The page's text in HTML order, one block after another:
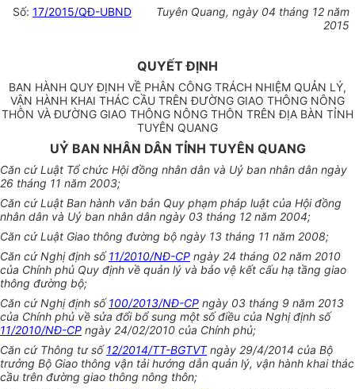
Số: 17/2015/QĐ-UBND
Tuyên Quang, ngày 04 tháng 12 năm
2015
QUYẾT ĐỊNH
BAN HÀNH QUY ĐỊNH VỀ PHÂN CÔNG TRÁCH NHIỆM QUẢN LÝ,
VẬN HÀNH KHAI THÁC CẦU TRÊN ĐƯỜNG GIAO THÔNG NÔNG
THÔN VÀ ĐƯỜNG GIAO THÔNG NÔNG THÔN TRÊN ĐỊA BÀN TỈNH
TUYÊN QUANG
UỶ BAN NHÂN DÂN TỈNH TUYÊN QUANG
Căn cứ Luật Tổ chức Hội đồng nhân dân và Uỷ ban nhân dân ngày
26 tháng 11 năm 2003;
Căn cứ Luật Ban hành văn bản Quy phạm pháp luật của Hội đồng
nhân dân và Uỷ ban nhân dân ngày 03 tháng 12 năm 2004;
Căn cứ Luật Giao thông đường bộ ngày 13 tháng 11 năm 2008;
Căn cứ Nghị định số11/2010/NĐ-CP ngày 24 tháng 02 năm 2010
của Chính phủ Quy định về quản lý và bảo vệ kết cấu hạ tầng giao
thông đường bộ;
Căn cứ Nghị định số100/2013/NĐ-CP ngày 03 tháng 9 năm 2013
của Chính phủ về sửa đổi bổ sung một số điều của Nghị định số
11/2010/NĐ-CP ngày 24/02/2010 của Chính phủ;
Căn cứ Thông tư số12/2014/TT-BGTVTngày 29/4/2014 của Bộ
trưởng Bộ Giao thông vận tải hướng dẫn quản lý, vận hành khai thác
cầu trên đường giao thông nông thôn;